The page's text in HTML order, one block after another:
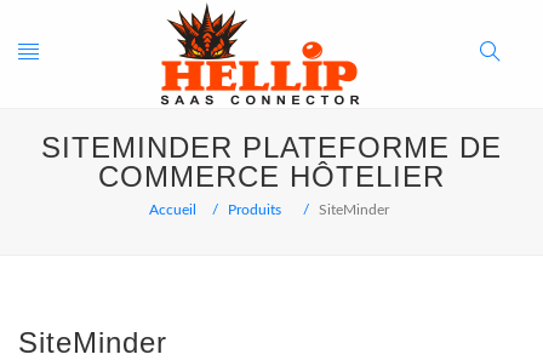
Toggle
navigation
Search
Button
SITEMINDER PLATEFORME DE
COMMERCE HÔTELIER
Accueil Produits SiteMinder
SiteMinder